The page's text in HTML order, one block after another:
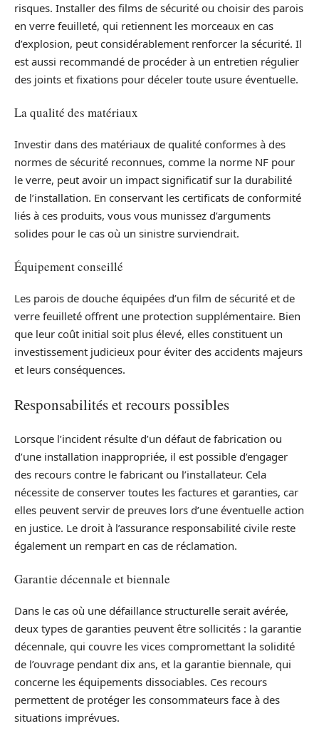
risques. Installer des films de sécurité ou choisir des parois
en verre feuilleté, qui retiennent les morceaux en cas
d’explosion, peut considérablement renforcer la sécurité. Il
est aussi recommandé de procéder à un entretien régulier
des joints et fixations pour déceler toute usure éventuelle.
La qualité des matériaux
Investir dans des matériaux de qualité conformes à des
normes de sécurité reconnues, comme la norme NF pour
le verre, peut avoir un impact significatif sur la durabilité
de l’installation. En conservant les certificats de conformité
liés à ces produits, vous vous munissez d’arguments
solides pour le cas où un sinistre surviendrait.
Équipement conseillé
Les parois de douche équipées d’un film de sécurité et de
verre feuilleté offrent une protection supplémentaire. Bien
que leur coût initial soit plus élevé, elles constituent un
investissement judicieux pour éviter des accidents majeurs
et leurs conséquences.
Responsabilités et recours possibles
Lorsque l’incident résulte d’un défaut de fabrication ou
d’une installation inappropriée, il est possible d’engager
des recours contre le fabricant ou l’installateur. Cela
nécessite de conserver toutes les factures et garanties, car
elles peuvent servir de preuves lors d’une éventuelle action
en justice. Le droit à l’assurance responsabilité civile reste
également un rempart en cas de réclamation.
Garantie décennale et biennale
Dans le cas où une défaillance structurelle serait avérée,
deux types de garanties peuvent être sollicités : la garantie
décennale, qui couvre les vices compromettant la solidité
de l’ouvrage pendant dix ans, et la garantie biennale, qui
concerne les équipements dissociables. Ces recours
permettent de protéger les consommateurs face à des
situations imprévues.